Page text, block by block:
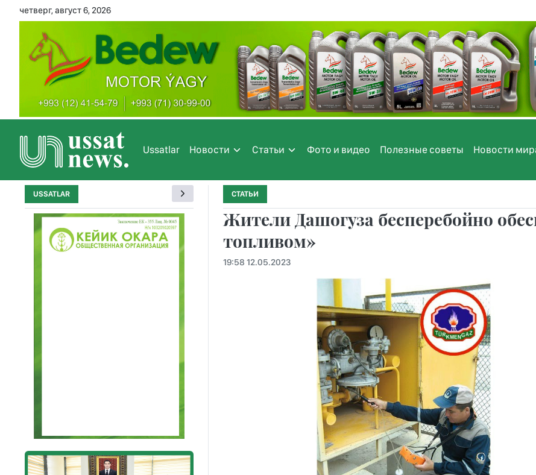
четверг, август 6, 2026
Ussatlar Новости Статьи Фото и видео Полезные советы Новости
СТАТЬИ
Жители Дашогуза бесперебойно
топливом»
19:58 12.05.2023
USSATLAR